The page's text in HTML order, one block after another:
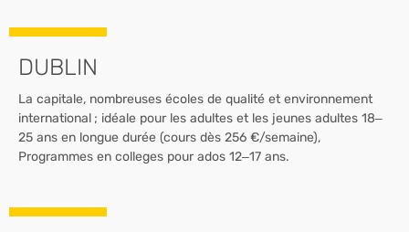
DUBLIN
La capitale, nombreuses écoles de qualité et environnement
international ; idéale pour les adultes et les jeunes adultes 18–
25 ans en longue durée (cours dès 256 €/semaine),
Programmes en colleges pour ados 12–17 ans.